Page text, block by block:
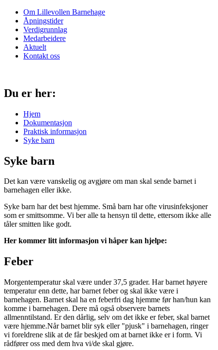
Om Lillevollen Barnehage
Åpningstider
Verdigrunnlag
Medarbeidere
Aktuelt
Kontakt oss
Du er her:
Hjem
Dokumentasjon
Praktisk informasjon
Syke barn
Syke barn
Det kan være vanskelig og avgjøre om man skal sende barnet i
barnehagen eller ikke.
Syke barn har det best hjemme. Små barn har ofte virusinfeksjoner
som er smittsomme. Vi ber alle ta hensyn til dette, ettersom ikke alle
tåler smitten like godt.
Her kommer litt informasjon vi håper kan hjelpe:
Feber
Morgentemperatur skal være under 37,5 grader. Har barnet høyere
temperatur enn dette, har barnet feber og skal ikke være i
barnehagen. Barnet skal ha en feberfri dag hjemme før han/hun kan
komme i barnehagen. Dere må også observere barnets
allmenntilstand. Er den dårlig, selv om det ikke er feber, skal barnet
være hjemme.Når barnet blir syk eller "pjusk" i barnehagen, ringer
vi foreldrene slik at de får beskjed om at barnet ikke er i form. Vi
rådfører oss med dem hva vi/de skal gjøre.